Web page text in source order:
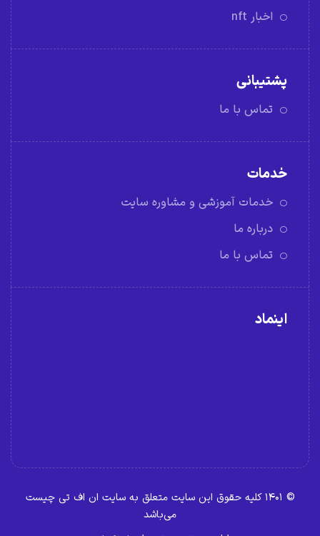
اخبار nft
پشتیبانی
تماس با ما
خدمات
خدمات آموزشی و مشاوره سایت
درباره ما
تماس با ما
اینماد
© ۱۴۰۱ کلیه حقوق این سایت متعلق به سایت ان اف تی چیست
می‌باشد